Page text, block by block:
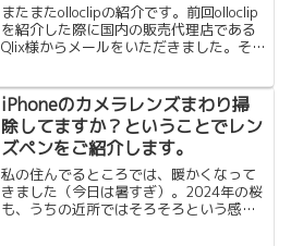
またまたolloclipの紹介です。前回olloclip
を紹介した際に国内の販売代理店である
Qlix様からメールをいただきました。そし
olloclip（黒）です。このoll...
iPhoneのカメラレンズまわり掃
除してますか？ということでレン
ズペンをご紹介します。
私の住んでるところでは、暖かくなって
きました（今日は暑すぎ）。2024年の桜
も、うちの近所ではそろそろという感じ